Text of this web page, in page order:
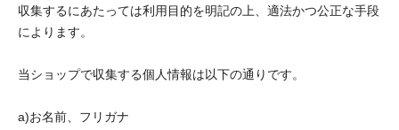
収集するにあたっては利用目的を明記の上、適法かつ公正な手段
によります。
当ショップで収集する個人情報は以下の通りです。
a)お名前、フリガナ